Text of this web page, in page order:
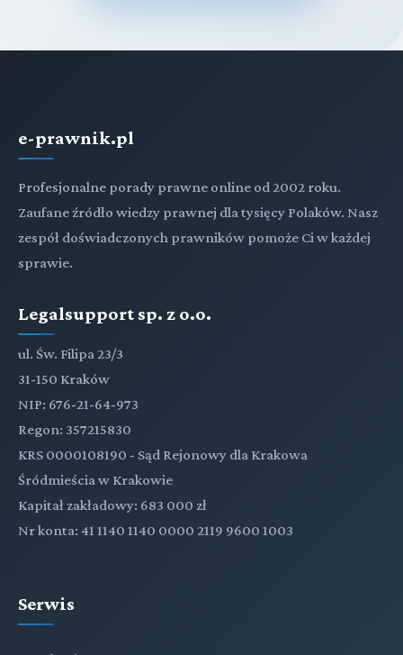
e-prawnik.pl
Profesjonalne porady prawne online od 2002 roku.
Zaufane źródło wiedzy prawnej dla tysięcy Polaków. Nasz
zespół doświadczonych prawników pomoże Ci w każdej
sprawie.
Legalsupport sp. z o.o.
ul. Św. Filipa 23/3
31-150 Kraków
NIP: 676-21-64-973
Regon: 357215830
KRS 0000108190 - Sąd Rejonowy dla Krakowa
Śródmieścia w Krakowie
Kapitał zakładowy: 683 000 zł
Nr konta: 41 1140 1140 0000 2119 9600 1003
Serwis